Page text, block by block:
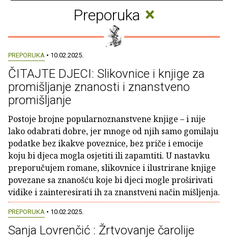
Preporuka ×
PREPORUKA • 10.02.2025.
ČITAJTE DJECI: Slikovnice i knjige za
promišljanje znanosti i znanstveno
promišljanje
Postoje brojne popularnoznanstvene knjige – i nije
lako odabrati dobre, jer mnoge od njih samo gomilaju
podatke bez ikakve poveznice, bez priče i emocije
koju bi djeca mogla osjetiti ili zapamtiti. U nastavku
preporučujem romane, slikovnice i ilustrirane knjige
povezane sa znanošću koje bi djeci mogle proširivati
vidike i zainteresirati ih za znanstveni način mišljenja.
PREPORUKA • 10.02.2025.
Sanja Lovrenčić : Žrtvovanje čarolije